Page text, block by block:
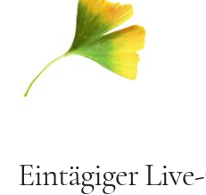
Bücher
Eintägiger